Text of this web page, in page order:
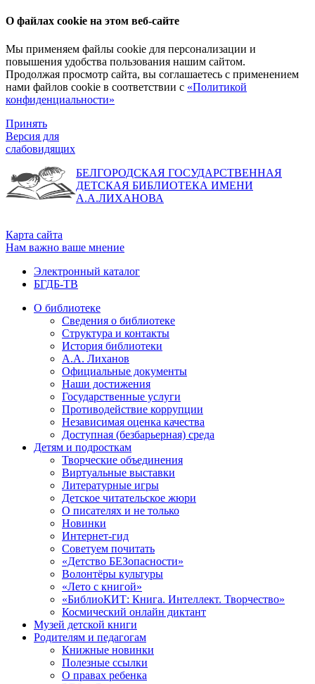
О файлах cookie на этом веб-сайте
Мы применяем файлы cookie для персонализации и
повышения удобства пользования нашим сайтом.
Продолжая просмотр сайта, вы соглашаетесь с применением
нами файлов cookie в соответствии с «Политикой
конфиденциальности»
Принять
Версия для
слабовидящих
БЕЛГОРОДСКАЯ ГОСУДАРСТВЕННАЯ
ДЕТСКАЯ БИБЛИОТЕКА ИМЕНИ
А.А.ЛИХАНОВА
Карта сайта
Нам важно ваше мнение
Электронный каталог
БГДБ-ТВ
О библиотеке
Сведения о библиотеке
Структура и контакты
История библиотеки
А.А. Лиханов
Официальные документы
Наши достижения
Государственные услуги
Противодействие коррупции
Независимая оценка качества
Доступная (безбарьерная) среда
Детям и подросткам
Творческие объединения
Виртуальные выставки
Литературные игры
Детское читательское жюри
О писателях и не только
Новинки
Интернет-гид
Советуем почитать
«Детство БЕЗопасности»
Волонтёры культуры
«Лето с книгой»
«БиблиоКИТ: Книга. Интеллект. Творчество»
Космический онлайн диктант
Музей детской книги
Родителям и педагогам
Книжные новинки
Полезные ссылки
О правах ребенка